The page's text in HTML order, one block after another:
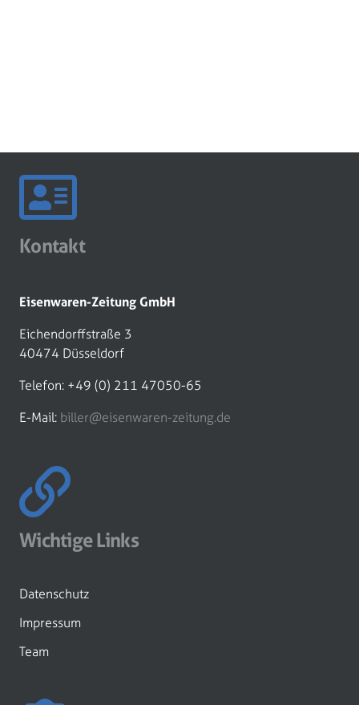
Kontakt
Eisenwaren-Zeitung GmbH
Eichendorffstraße 3
40474 Düsseldorf
Telefon: +49 (0) 211 47050-65
E-Mail: biller@eisenwaren-zeitung.de
Wichtige Links
Datenschutz
Impressum
Team